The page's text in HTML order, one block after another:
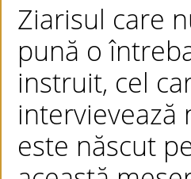
Ziarisul care
pună o
instruit, cel
intervievează
este născut